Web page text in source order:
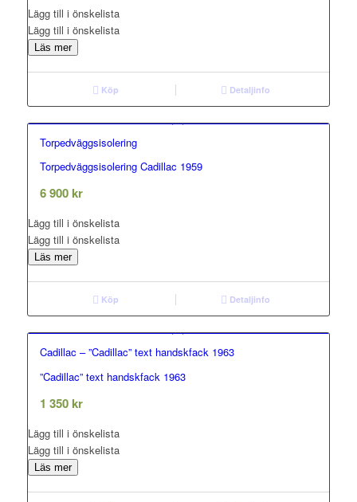
Lägg till i önskelista
Lägg till i önskelista
Läs mer
Köp Detaljinfo
Torpedväggsisolering
Torpedväggsisolering Cadillac 1959
6 900 kr
Lägg till i önskelista
Lägg till i önskelista
Läs mer
Köp Detaljinfo
Cadillac – ”Cadillac” text handskfack 1963
”Cadillac” text handskfack 1963
1 350 kr
Lägg till i önskelista
Lägg till i önskelista
Läs mer